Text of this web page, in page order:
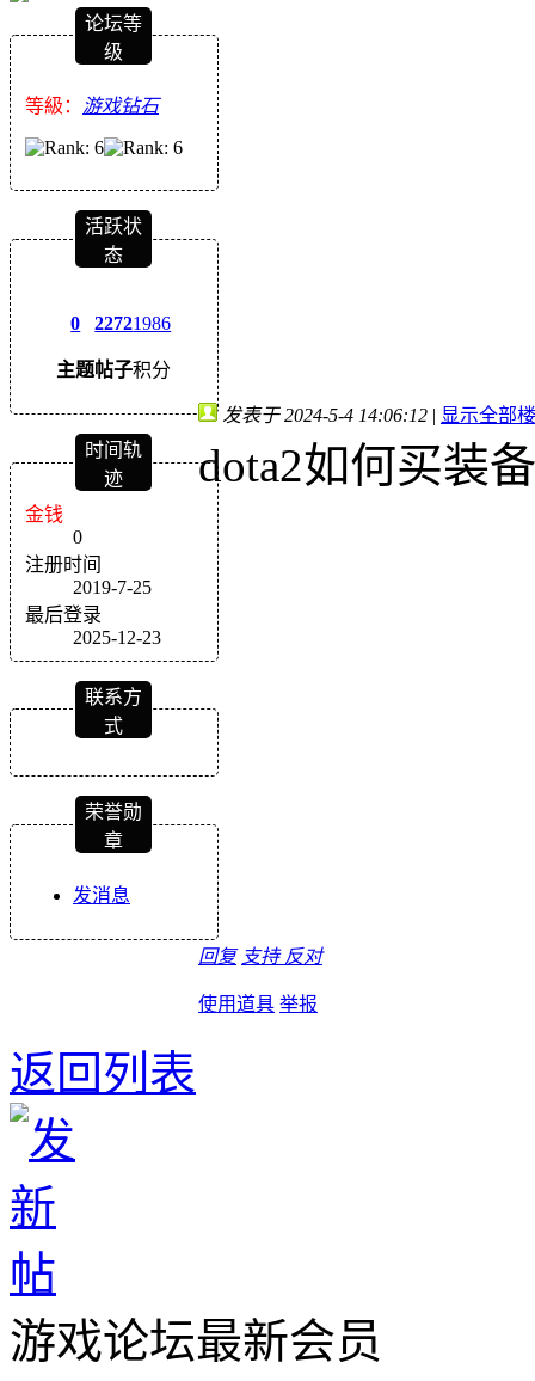
论坛等
级
等級： 游戏钻石
活跃状
态
0
主题
2272
帖子
1986
积分
时间轨
迹
金钱
0
注册时间
2019-7-25
最后登录
2025-12-23
联系方
式
荣誉勋
章
发消息
发表于 2024-5-4 14:06:12 | 显示全部
dota2如何买装备
回复 支持 反对
使用道具 举报
返回列表
游戏论坛最新会员